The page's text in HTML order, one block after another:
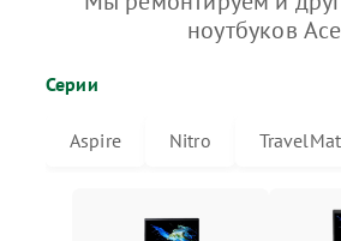
ноутбуков
Серии
Aspire Nitro